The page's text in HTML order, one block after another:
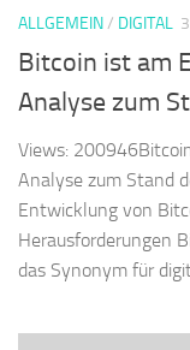
ALLGEMEIN/ DIGITAL
Bitcoin ist am
Analyse zum
Views:
Analyse zum Stand
Entwicklung von
Herausforderungen
das Synonym für